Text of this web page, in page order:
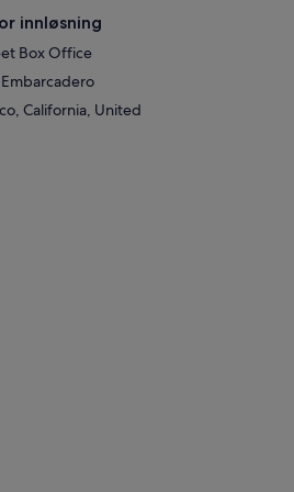
innløsning
Box Office
California, United